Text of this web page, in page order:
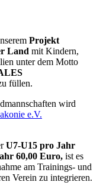
Projekt
Land mit Kindern,
unter dem Motto
füllen.
wird
e.V.
U7-U15 pro Jahr
60,00 Euro, ist es
am Trainings- und
Verein zu integrieren.